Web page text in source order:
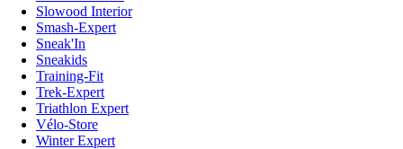
Slowood Interior
Smash-Expert
Sneak'In
Sneakids
Training-Fit
Trek-Expert
Triathlon Expert
Vélo-Store
Winter Expert